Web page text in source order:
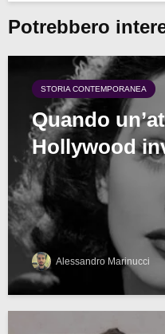
Potrebbero
STORIA CONTEMPORANEA
Quando
Hollywood
Alessandro Marinucci